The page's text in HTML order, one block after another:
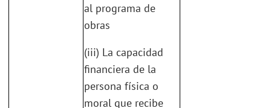
al programa de
obras
(iii) La capacidad
financiera de la
persona física o
moral que recibe